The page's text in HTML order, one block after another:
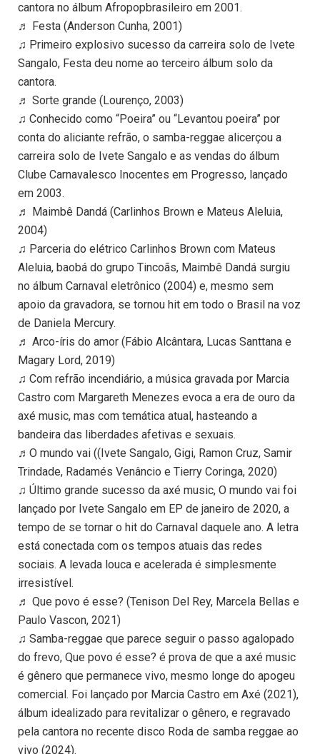
cantora no álbum Afropopbrasileiro em 2001.
♬ Festa (Anderson Cunha, 2001)
♫ Primeiro explosivo sucesso da carreira solo de Ivete
Sangalo, Festa deu nome ao terceiro álbum solo da
cantora.
♬ Sorte grande (Lourenço, 2003)
♫ Conhecido como “Poeira” ou “Levantou poeira” por
conta do aliciante refrão, o samba-reggae alicerçou a
carreira solo de Ivete Sangalo e as vendas do álbum
Clube Carnavalesco Inocentes em Progresso, lançado
em 2003.
♬ Maimbê Dandá (Carlinhos Brown e Mateus Aleluia,
2004)
♫ Parceria do elétrico Carlinhos Brown com Mateus
Aleluia, baobá do grupo Tincoãs, Maimbê Dandá surgiu
no álbum Carnaval eletrônico (2004) e, mesmo sem
apoio da gravadora, se tornou hit em todo o Brasil na voz
de Daniela Mercury.
♬ Arco-íris do amor (Fábio Alcântara, Lucas Santtana e
Magary Lord, 2019)
♫ Com refrão incendiário, a música gravada por Marcia
Castro com Margareth Menezes evoca a era de ouro da
axé music, mas com temática atual, hasteando a
bandeira das liberdades afetivas e sexuais.
♬O mundo vai ((Ivete Sangalo, Gigi, Ramon Cruz, Samir
Trindade, Radamés Venâncio e Tierry Coringa, 2020)
♫ Último grande sucesso da axé music, O mundo vai foi
lançado por Ivete Sangalo em EP de janeiro de 2020, a
tempo de se tornar o hit do Carnaval daquele ano. A letra
está conectada com os tempos atuais das redes
sociais. A levada louca e acelerada é simplesmente
irresistível.
♬ Que povo é esse? (Tenison Del Rey, Marcela Bellas e
Paulo Vascon, 2021)
♫ Samba-reggae que parece seguir o passo agalopado
do frevo, Que povo é esse? é prova de que a axé music
é gênero que permanece vivo, mesmo longe do apogeu
comercial. Foi lançado por Marcia Castro em Axé (2021),
álbum idealizado para revitalizar o gênero, e regravado
pela cantora no recente disco Roda de samba reggae ao
vivo (2024).